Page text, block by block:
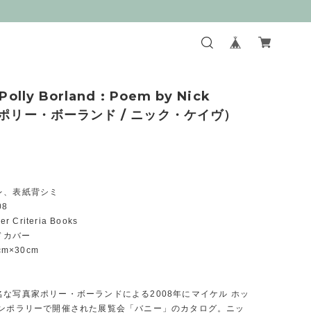
Borland : Poem by Nick
リー・ボーランド / ニック・ケイヴ）
表紙背シミ
Criteria Books
バー
な写真家ポリー・ボーランドによる2008年にマイケル ホッ
ポラリーで開催された展覧会「バニー」のカタログ。ニッ